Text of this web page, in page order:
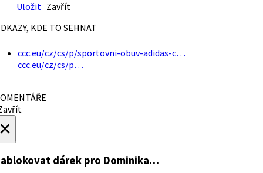
Uložit Zavřít
KDE TO SEHNAT
ccc.eu/cz/cs/p/sportovni-obuv-adidas-c…
ccc.eu/cz/cs/p…
dárek pro Dominika…